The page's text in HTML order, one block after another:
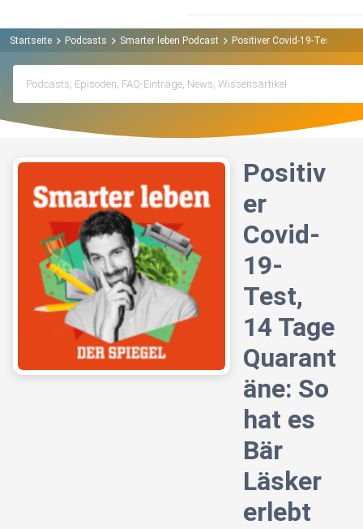
Startseite Podcasts Smarter leben Podcast Positiver Covid-19-Test, 14
Positiv
er
Covid-
19-
Test,
14 Tage
Quarant
äne: So
hat es
Bär
Läsker
erlebt